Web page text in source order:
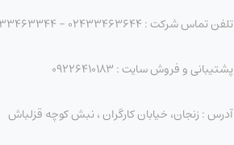
تلفن تماس شرکت : 02433463644 - 02433463344 - داخلی 6 و 7
پشتیبانی و فروش سایت : 09226410183
آدرس : زنجان، خیابان کارگران ، نبش کوچه قزلباش